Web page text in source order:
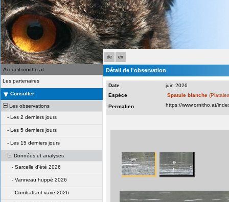
de en
Accueil ornitho.at
Les partenaires
Consulter
Les observations
- Les 2 derniers jours
- Les 5 derniers jours
- Les 15 derniers jours
Données et analyses
- Sarcelle d'été 2026
- Vanneau huppé 2026
- Combattant varié 2026
Détail de l'observation
Date
juin 2026
Espèce
Spatule blanche
Permalien